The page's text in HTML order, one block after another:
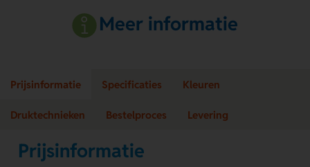
Meer informatie
Prijsinformatie Specificaties Kleuren
Druktechnieken Bestelproces Levering
Prijsinformatie